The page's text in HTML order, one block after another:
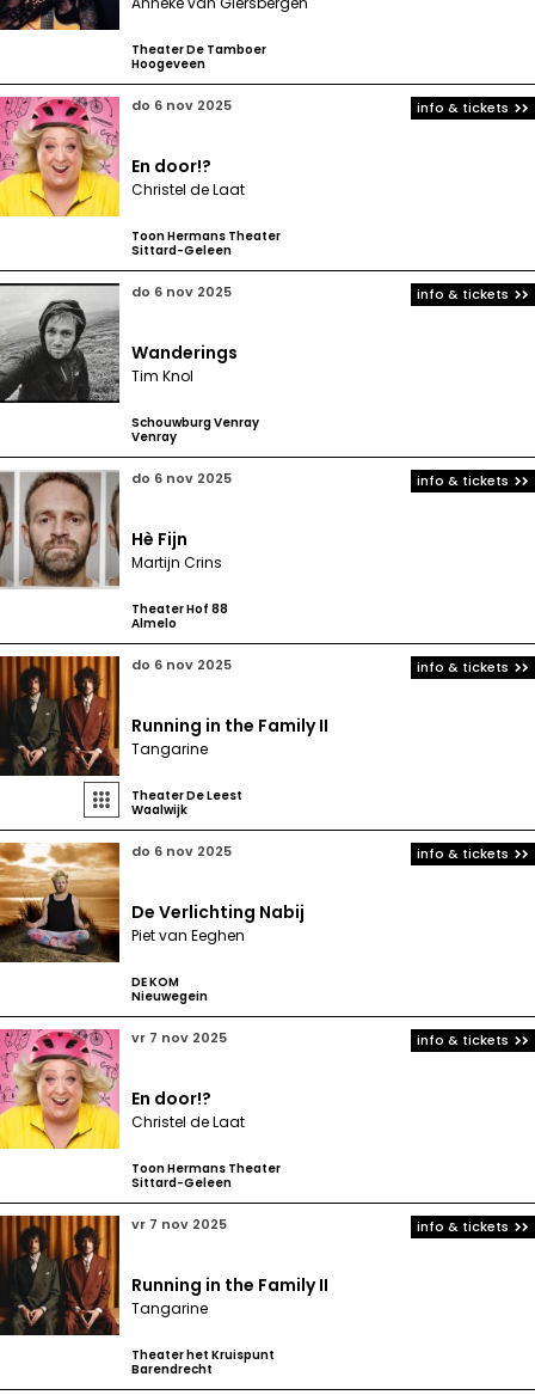
Theater De Tamboer
Hoogeveen
do 6 nov 2025
En door!?
Christel de Laat
Toon Hermans Theater
Sittard-Geleen
info & tickets
do 6 nov 2025
Wanderings
Tim Knol
Schouwburg Venray
Venray
info & tickets
do 6 nov 2025
Hè Fijn
Martijn Crins
Theater Hof 88
Almelo
info & tickets

do 6 nov 2025
Running in the Family II
Tangarine
Theater De Leest
Waalwijk
info & tickets
do 6 nov 2025
De Verlichting Nabij
Piet van Eeghen
DE KOM
Nieuwegein
info & tickets
vr 7 nov 2025
En door!?
Christel de Laat
Toon Hermans Theater
Sittard-Geleen
info & tickets
vr 7 nov 2025
Running in the Family II
Tangarine
Theater het Kruispunt
Barendrecht
info & tickets